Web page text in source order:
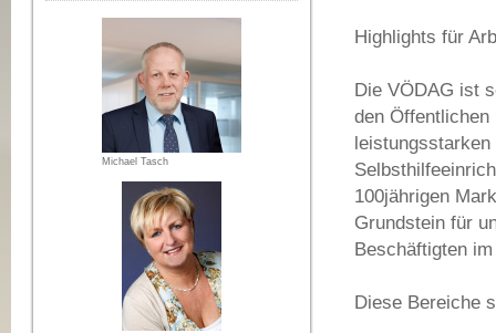
Michael Tasch
Highlights für
Die VÖDAG ist
den Öffentlichen
100jährigen
Grundstein für
Beschäftigten
Diese Bereiche